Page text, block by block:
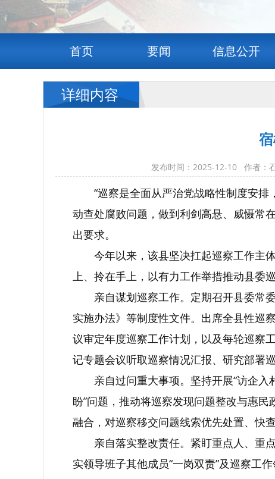
首页 要闻 信息公开
详细内容
发布时间：2025-12-10 作者：
“巡察是全面从严治党战略性制度安
动查处腐败问题，做到利剑高悬、威慑常
出要求。
今年以来，该县坚决扛起巡察工作主
上、拎在手上，以有力工作举措推动县委
亲自谋划巡察工作。定期召开县委常
实施办法》等制度性文件。出席全县性巡
议审定年度巡察工作计划，以及每轮巡察
记专题会议听取巡察情况汇报、研究部署巡
亲自过问重大事项。坚持开展“访企
盼”问题，推动将巡察发现问题整改与惠
融合，对巡察移交问题线索优先处置、快
亲自落实整改责任。紧盯重点人、重
实领导班子其他成员“一岗双责”及巡察工